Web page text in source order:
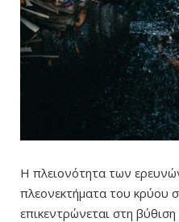
Η πλειονότητα των
πλεονεκτήματα του κρύου
επικεντρώνεται στη